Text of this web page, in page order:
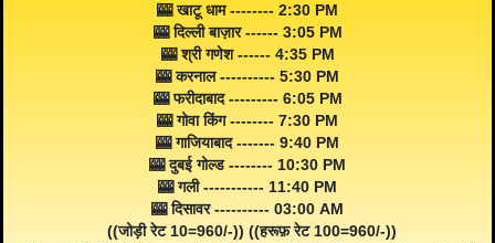
🎰 खाटू धाम -------- 2:30 PM
🎰 दिल्ली बाज़ार ------ 3:05 PM
🎰 श्री गणेश ------ 4:35 PM
🎰 करनाल ---------- 5:30 PM
🎰 फरीदाबाद --------- 6:05 PM
🎰 गोवा किंग -------- 7:30 PM
🎰 गाजियाबाद ------- 9:40 PM
🎰 दुबई गोल्ड -------- 10:30 PM
🎰 गली ----------- 11:40 PM
🎰 दिसावर ---------- 03:00 AM
((जोड़ी रेट 10=960/-)) ((हरूफ़ रेट 100=960/-))